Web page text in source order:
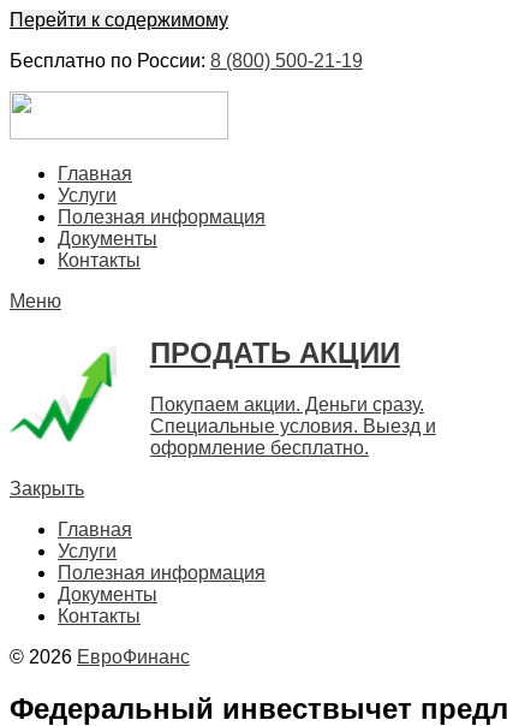
Перейти к содержимому
Бесплатно по России: 8 (800) 500-21-19
Главная
Услуги
Полезная информация
Документы
Контакты
Меню
ПРОДАТЬ АКЦИИ
Покупаем акции. Деньги сразу.
Специальные условия. Выезд и
оформление бесплатно.
Закрыть
Главная
Услуги
Полезная информация
Документы
Контакты
© 2026 ЕвроФинанс
Федеральный инвествычет